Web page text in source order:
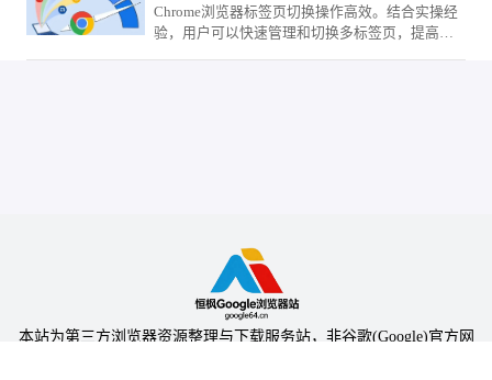
Chrome浏览器标签页切换操作高效。结合实操经
验，用户可以快速管理和切换多标签页，提高多
本站为第三方浏览器资源整理与下载服务站，非谷歌(Google)官方网